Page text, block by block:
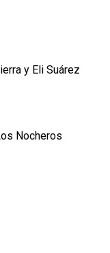
y Eli Suárez
Nocheros